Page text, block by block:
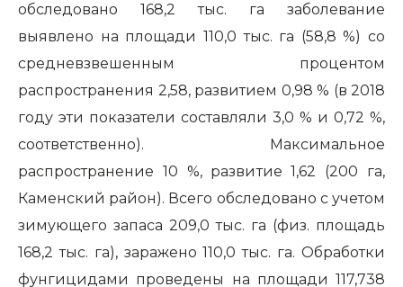
обследовано 168,2 тыс. га заболевание
выявлено на площади 110,0 тыс. га (58,8 %) со
средневзвешенным процентом
распространения 2,58, развитием 0,98 % (в 2018
году эти показатели составляли 3,0 % и 0,72 %,
соответственно). Максимальное
распространение 10 %, развитие 1,62 (200 га,
Каменский район). Всего обследовано с учетом
зимующего запаса 209,0 тыс. га (физ. площадь
168,2 тыс. га), заражено 110,0 тыс. га. Обработки
фунгицидами проведены на площади 117,738